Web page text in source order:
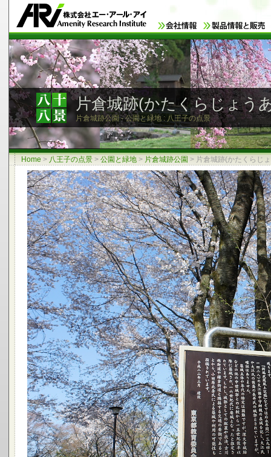
片倉城跡(かたくらじょう
片倉城跡公園 - 公園と緑地 : 八王子の点景
Home > 八王子の点景 > 公園と緑地 > 片倉城跡公園 > 片倉城跡(かたくらじ